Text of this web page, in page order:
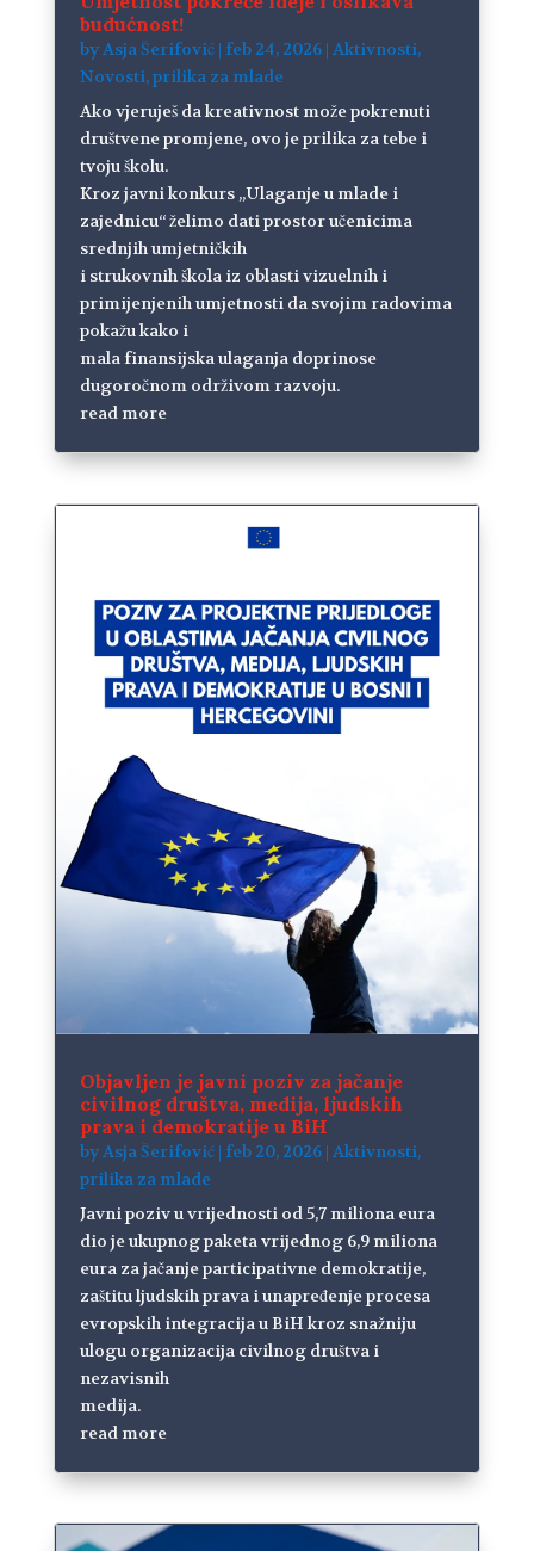
budućnost!
byAsja Šerifović| feb 24, 2026| Aktivnosti,
Novosti,prilika za mlade
Ako vjeruješ da kreativnost može pokrenuti
društvene promjene, ovo je prilika za tebe i
tvoju školu.
Kroz javni konkurs „Ulaganje u mlade i
zajednicu“ želimo dati prostor učenicima
srednjih umjetničkih
i strukovnih škola iz oblasti vizuelnih i
primijenjenih umjetnosti da svojim radovima
pokažu kako i
mala finansijska ulaganja doprinose
dugoročnom održivom razvoju.
read more
Objavljen je javni poziv za jačanje
civilnog društva, medija, ljudskih
prava i demokratije u BiH
byAsja Šerifović| feb 20, 2026| Aktivnosti,
prilika za mlade
Javni poziv u vrijednosti od 5,7 miliona eura
dio je ukupnog paketa vrijednog 6,9 miliona
eura za jačanje participativne demokratije,
zaštitu ljudskih prava i unapređenje procesa
evropskih integracija u BiH kroz snažniju
ulogu organizacija civilnog društva i
nezavisnih
medija.
read more